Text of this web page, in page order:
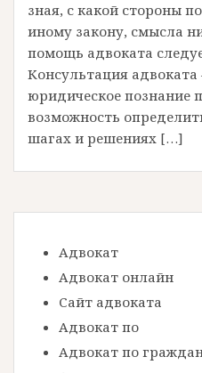
зная, с какой стороны
иному закону, смысла
помощь адвоката
Консультация
юридическое познание
возможность
шагах и решениях […]
Адвокат
Адвокат онлайн
Сайт адвоката
Адвокат по
Адвокат по